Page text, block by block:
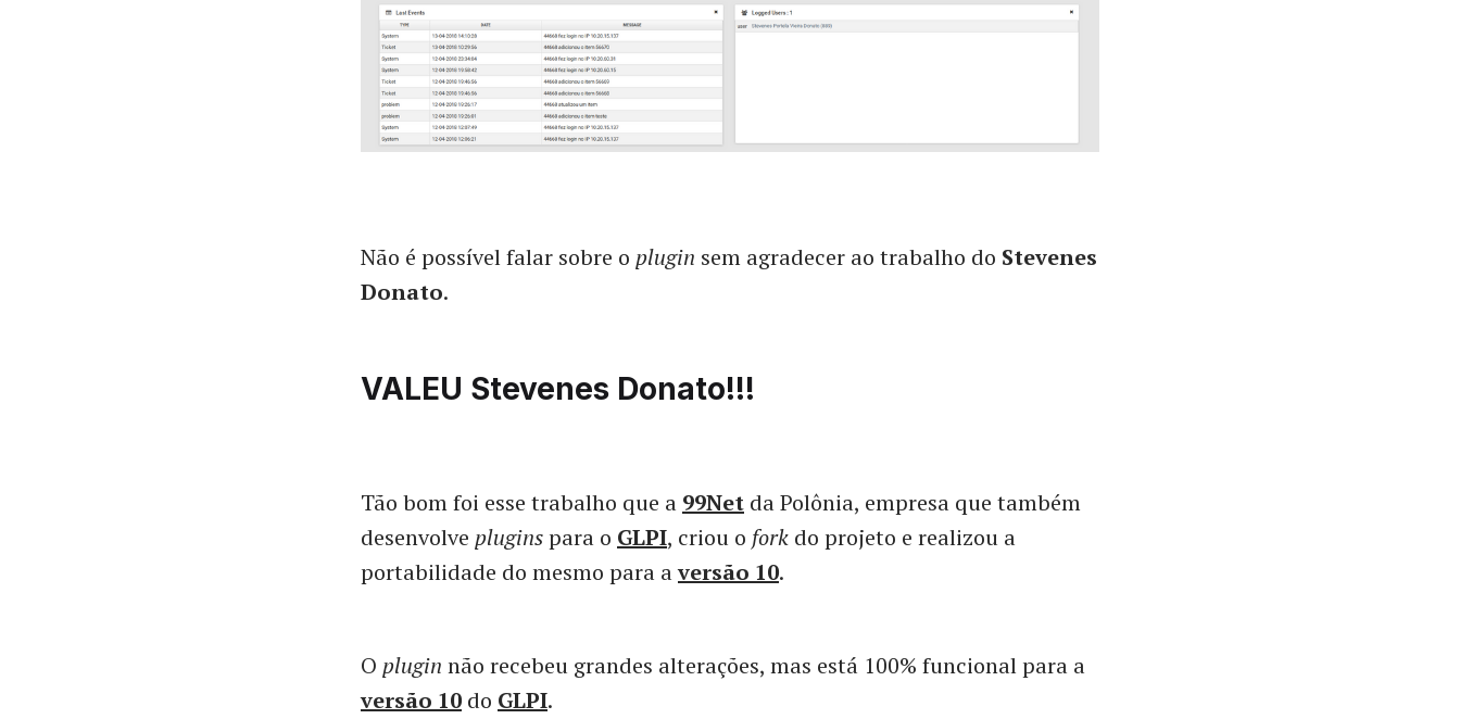
Não é possível falar sobre o plugin sem agradecer ao trabalho do Stevenes
Donato.
VALEU Stevenes Donato!!!
Tão bom foi esse trabalho que a 99Net da Polônia, empresa que também
desenvolve pluginspara o GLPI, criou o fork do projeto e realizou a
portabilidade do mesmo para aversão 10.
O plugin não recebeu grandes alterações, mas está 100% funcional para a
versão 10 do GLPI.